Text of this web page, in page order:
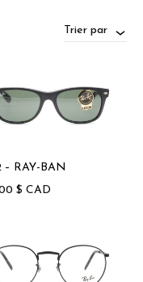
Trier par
– RAY-BAN
$ CAD